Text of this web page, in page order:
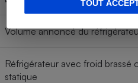
TOUT
Volume annoncé du
Réfrigérateur avec froid brassé
statique